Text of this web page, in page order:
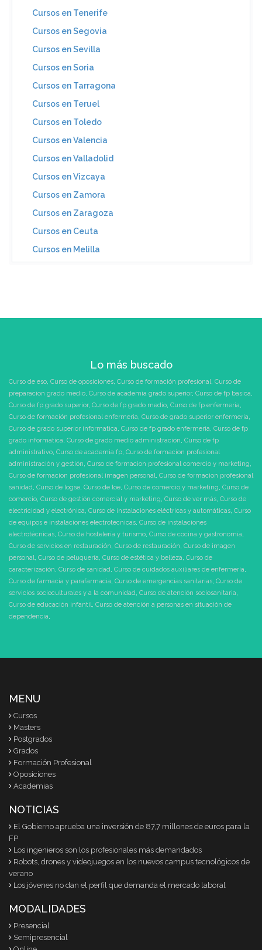
Cursos en Tenerife
Cursos en Segovia
Cursos en Sevilla
Cursos en Soria
Cursos en Tarragona
Cursos en Teruel
Cursos en Toledo
Cursos en Valencia
Cursos en Valladolid
Cursos en Vizcaya
Cursos en Zamora
Cursos en Zaragoza
Cursos en Ceuta
Cursos en Melilla
Lo más buscado
Curso de eso, Curso de oposiciones, Curso de formación profesional, Curso de
preparacion grado medio, Curso de academia grado superior, Curso de fp basica,
Curso de fp grado superior, Curso de fp grado medio, Curso de fp enfermeria,
Curso de formación profesional enfermeria, Curso de grado superior enfermeria,
Curso de grado superior informatica, Curso de fp grado enfermeria, Curso de fp
grado informatica, Curso de grado medio administración, Curso de fp
administrativo, Curso de academia fp, Curso de formacion profesional
administración y gestión, Curso de formacion profesional comercio y marketing,
Curso de formacion profesional imagen personal, Curso de formacion profesional
sanidad, Curso de logse, Curso de loe, Curso de comercio y marketing, Curso de
comercio, Curso de gestión comercial y marketing, Curso de ver más, Curso de
electricidad y electrónica, Curso de instalaciones eléctricas y automáticas, Curso
de equipos e instalaciones electrotécnicas, Curso de instalaciones
electrotécnicas, Curso de hostelería y turismo, Curso de cocina y gastronomía,
Curso de servicios en restauración, Curso de restauración, Curso de imagen
personal, Curso de peluquería, Curso de estética y belleza, Curso de
caracterización, Curso de sanidad, Curso de cuidados auxiliares de enfermería,
Curso de farmacia y parafarmacia, Curso de emergencias sanitarias, Curso de
servicios socioculturales y a la comunidad, Curso de atención sociosanitaria,
Curso de educación infantil, Curso de atención a personas en situación de
dependencia,
MENU
Cursos
Masters
Postgrados
Grados
Formación Profesional
Oposiciones
Academias
NOTICIAS
El Gobierno aprueba una inversión de 87,7 millones de euros para la
FP
Los ingenieros son los profesionales más demandados
Robots, drones y videojuegos en los nuevos campus tecnológicos de
verano
Los jóvenes no dan el perfil que demanda el mercado laboral
MODALIDADES
Presencial
Semipresencial